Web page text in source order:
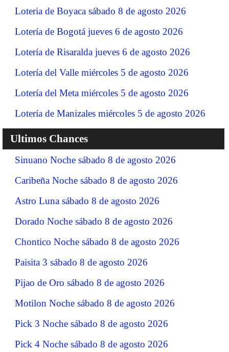
Loteria de Boyaca sábado 8 de agosto 2026
Lotería de Bogotá jueves 6 de agosto 2026
Lotería de Risaralda jueves 6 de agosto 2026
Lotería del Valle miércoles 5 de agosto 2026
Lotería del Meta miércoles 5 de agosto 2026
Lotería de Manizales miércoles 5 de agosto 2026
Ultimos Chances
Sinuano Noche sábado 8 de agosto 2026
Caribeña Noche sábado 8 de agosto 2026
Astro Luna sábado 8 de agosto 2026
Dorado Noche sábado 8 de agosto 2026
Chontico Noche sábado 8 de agosto 2026
Paisita 3 sábado 8 de agosto 2026
Pijao de Oro sábado 8 de agosto 2026
Motilon Noche sábado 8 de agosto 2026
Pick 3 Noche sábado 8 de agosto 2026
Pick 4 Noche sábado 8 de agosto 2026